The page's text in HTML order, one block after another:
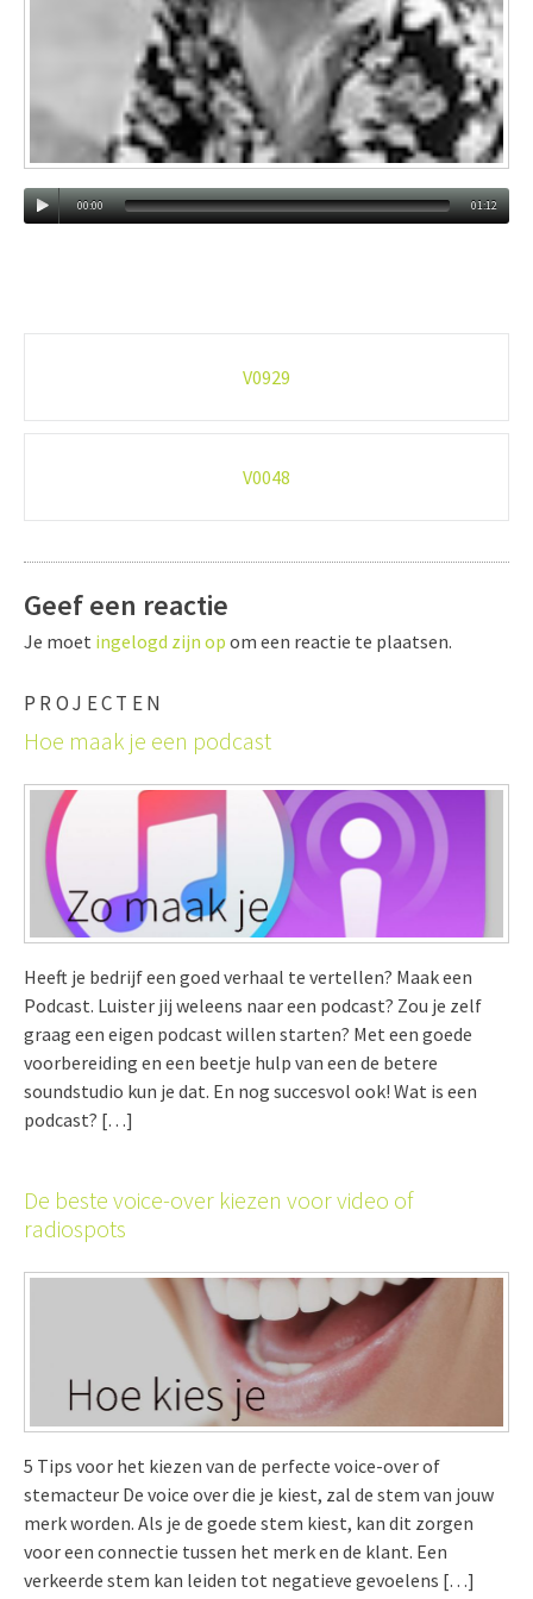
00:00 01:12
V0929
V0048
Geef een reactie
Je moet ingelogd zijn op om een reactie te plaatsen.
PROJECTEN
Hoe maak je een podcast
Heeft je bedrijf een goed verhaal te vertellen? Maak een
Podcast. Luister jij weleens naar een podcast? Zou je zelf
graag een eigen podcast willen starten? Met een goede
voorbereiding en een beetje hulp van een de betere
soundstudio kun je dat. En nog succesvol ook! Wat is een
podcast? […]
De beste voice-over kiezen voor video of
radiospots
5 Tips voor het kiezen van de perfecte voice-over of
stemacteur De voice over die je kiest, zal de stem van jouw
merk worden. Als je de goede stem kiest, kan dit zorgen
voor een connectie tussen het merk en de klant. Een
verkeerde stem kan leiden tot negatieve gevoelens […]